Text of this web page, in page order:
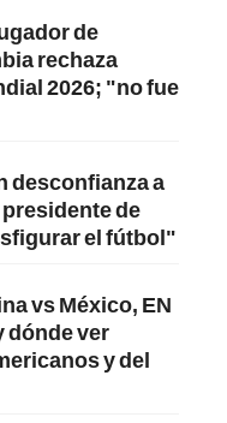
de
rechaza
2026; "no fue
desconfianza a
de
el fútbol"
vs México, EN
dónde ver
y del